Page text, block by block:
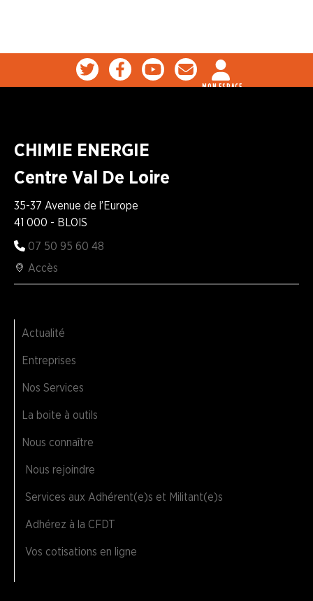
MON ESPACE
CHIMIE ENERGIE
Centre Val De Loire
35-37 Avenue de l’Europe
41 000 - BLOIS
07 50 95 60 48
Accès
Actualité
Entreprises
Nos Services
La boite à outils
Nous connaître
Nous rejoindre
Services aux Adhérent(e)s et Militant(e)s
Adhérez à la CFDT
Vos cotisations en ligne